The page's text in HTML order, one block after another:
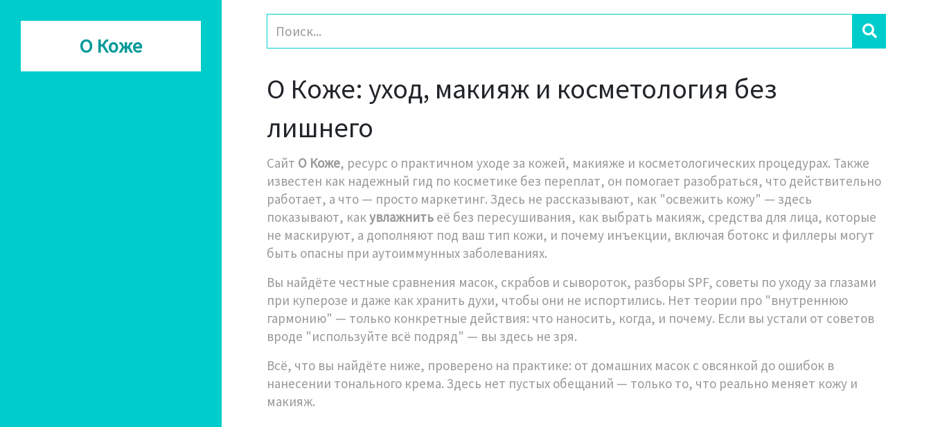
О Коже
О Коже: уход, макияж и косметология без
лишнего
Сайт О Коже, ресурс о практичном уходе за кожей, макияже и косметологических процедурах. Также
известен как надежный гид по косметике без переплат, он помогает разобраться, что действительно
работает, а что — просто маркетинг. Здесь не рассказывают, как "освежить кожу" — здесь
показывают, какувлажнить её без пересушивания, как выбрать макияж, средства для лица, которые
не маскируют, а дополняют под ваш тип кожи, и почему инъекции, включая ботокс и филлеры могут
быть опасны при аутоиммунных заболеваниях.
Вы найдёте честные сравнения масок, скрабов и сывороток, разборы SPF, советы по уходу за глазами
при куперозе и даже как хранить духи, чтобы они не испортились. Нет теории про "внутреннюю
гармонию" — только конкретные действия: что наносить, когда, и почему. Если вы устали от советов
вроде "используйте всё подряд" — вы здесь не зря.
Всё, что вы найдёте ниже, проверено на практике: от домашних масок с овсянкой до ошибок в
нанесении тонального крема. Здесь нет пустых обещаний — только то, что реально меняет кожу и
макияж.